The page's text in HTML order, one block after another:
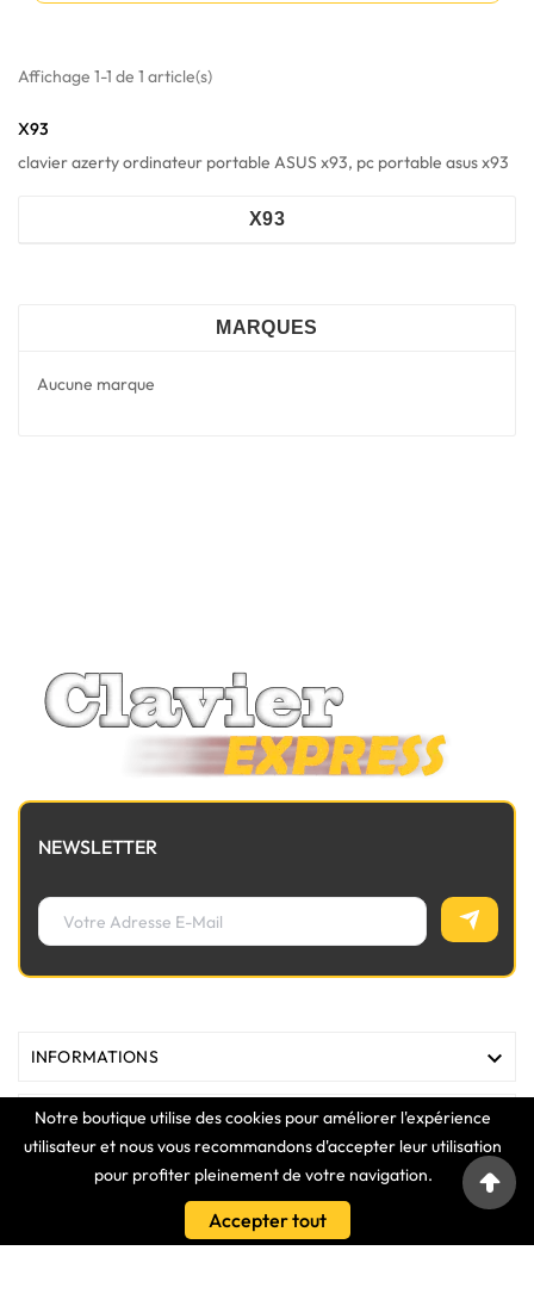
Notre boutique utilise des cookies pour améliorer l'expérience
utilisateur et nous vous recommandons d'accepter leur utilisation
pour profiter pleinement de votre navigation.
Accepter tout
Affichage 1-1 de 1 article(s)
X93
clavier azerty ordinateur portable ASUS x93, pc portable asus x93
X93
MARQUES
Aucune marque
NEWSLETTER
INFORMATIONS 
MAGASIN 

VOTRE COMPTE 